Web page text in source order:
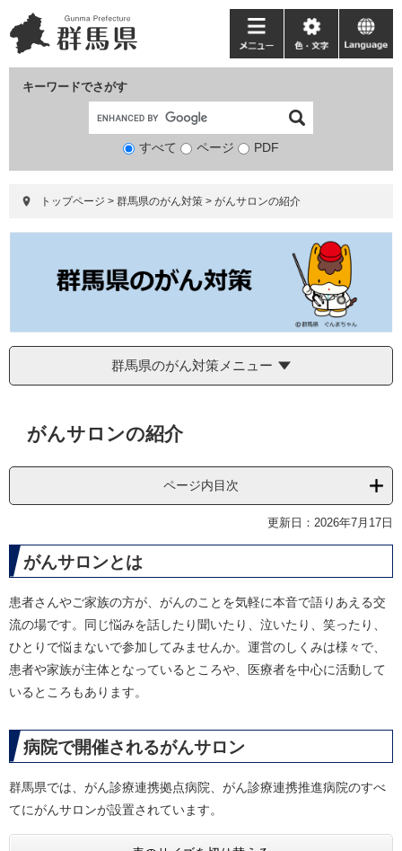
ー
ジ
ニ
ュ
て
キーワードでさがす
検
象
すべて ページ PDF
メ
ニ
ー
色・
文
language
トップページ > 群馬県のがん対策 > がんサロンの紹介
群馬県のがん対策メニュー
がんサロンの紹介
ページ内目次
更新日：2026年7月17日
がんサロンとは
患者さんやご家族の方が、がんのことを気軽に本音で語りあえる交
流の場です。同じ悩みを話したり聞いたり、泣いたり、笑ったり、
ひとりで悩まないで参加してみませんか。運営のしくみは様々で、
患者や家族が主体となっているところや、医療者を中心に活動して
いるところもあります。
病院で開催されるがんサロン
群馬県では、がん診療連携拠点病院、がん診療連携推進病院のすべ
てにがんサロンが設置されています。